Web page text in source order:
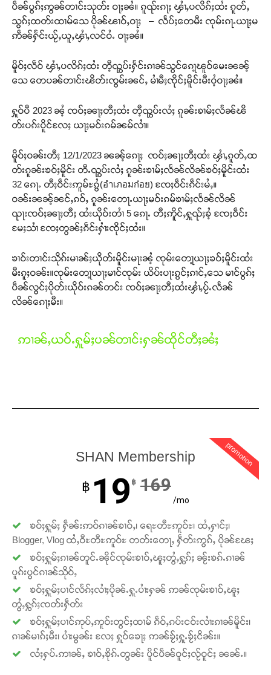
တႃႇႁႂ်ႈသဵင်ၵၢင်ၸႂ်ၵူၼ်းမိူင်း ၵူႈတီႈၵူႈလႅၼ်ပေႃးတေၸွ
တ်ႇ တူဝ်ႈလုမ်ႈၾႃႉၼၼ်ႉ ၶဝ်ႈႁူမ်ႈၵမ်ႉထႅမ် ၸုမ်းၶၢ
ဝ်ႇၽူႈတွႆႇႁွၵ်ႈ လႆႈယူႇၶႃႈဢေႃႈ။
ပဵၼ်ပွၵ်ႈဢွၼ်တၢင်းသုတ်း ဝႃႈၼႆ။ ၵူၺ်းၵႃႈ ၾၢႆႇပလိၵ်ႈထႆး ၵူတ်ႇ
သွၵ်ႈထတ်းထၢမ်သေ ပိုၼ်ၽၢဝ်ႇဝႃႈ – လႅပ်ႈတေမီး ၸုမ်းၵႃႉယႃႈမ
ဢဵၼ်ႁႅင်းယႂ်ႇယူႇၾၢႆႇလင်ဝႆႉ ဝႃႈၼႆ။
မိူဝ်ႈလဵဝ် ၾၢႆႇပလိၵ်ႈထႆး တီ့ၺွပ်းႁႅင်းၵၢၼ်သွင်ၵေႃ့ၽူဝ်မေးၼၼ့်
သေ တေပၼ်တၢင်းၽိတ်းၸွမ်းၼင်ႇ မၢႆမီႈၸိုင်ႈမိူင်းမီးဝႆ့ဝႃႈၼႆ။
ႁူဝ်ပီ 2023 ၼႆ့ ၸဝ်ႈၼႃႈတီႈထႆး တီ့ၺွပ်းလႆႈ ၵူၼ်းၶၢမ်ႈလႅၼ်ၽိ
တ်းပၵ်းပိူင်လႄႈ ယႃႈမဝ်းၵမ်ၼမ်လၢႆ။
မိူဝ်ႈဝၼ်းတီႈ 12/1/2023 ၼၼ့်ၵေႃႈ ၸဝ်ႈၼႃႈတီႈထႆး ၾၢႆႇၵူတ်ႇထ
တ်းၵူၼ်းၶဝ်ႈမိူင်း တီႉၺွပ်းလႆႈ ၵူၼ်းၶၢမ်ႈလႅၼ်လိၼ်ၶဝ်ႈမိူင်းထႆး
32 ၵေႃႉ တီႈဝဵင်းဢူမ်ႊၵွႆ(อำเภอมก๋อย) ၸႄႈဝဵင်းၵဵင်းမႆႇ။
ဝၼ်းၼၼ့်ၼင်ႇၵဝ်ႇ ၵူၼ်းတေႃႉယႃႈမဝ်းၵမ်ၶၢမ်ႈလႅၼ်လိၼ်
ၺႃးၸဝ်ႈၼႃႈတီႈ ထႆးယိုဝ်းတၢႆ 5 ၵေႃႉ တီႈဢိူင်ႇႁူၺ်ႈၶႆ့ ၸႄႈဝဵင်း
မႄႈသၢႆ ၸႄႈတွၼ်ႈၵဵင်းႁၢႆးၸိုင်ႈထႆး။
ၶၢဝ်းတၢင်းသိုၵ်းမၢၼ်ႈယိုတ်းမိူင်းမႃးၼႆ့ ၸုမ်းတေႃ့ယႃႈၶဝ်ႈမိူင်းထႆး
မီးၵူႈဝၼ်း။ၸုမ်းတေႃ့ယႃႈမၢင်ၸုမ်း ယိပ်းပႃးၵွင်ႈၵၢင်ႇသေ မၢင်ပွၵ်ႈ
ပဵၼ်လွင်ႈပိုတ်းယိုဝ်းၵၼ်တင်း ၸဝ်ႈၼႃႈတီႈထႆးၾၢႆႇပႂ်ႉလႅၼ်
လိၼ်ၵေႃႈမီး။
ဢၢၼ်ႇယဝ်ႉႁူမ်ႈပၼ်တၢင်းႁၼ်ထိုင်တီႈၼႆႈ
promotion
SHAN Membership
฿ 19 ฿ 169
/mo
ၶဝ်ႈႁူမ်ႈ ႁဵၼ်းဢဝ်ၵၢၼ်ၶၢဝ်ႇ၊ ရေႊတီႊဢူဝ်ႊ၊ ထႆႇႁၢင်ႈ၊
Blogger, Vlog ထႆႇဝီႊတီႊဢူဝ်ႊ တတ်းတေႃႇ ႁဵတ်းဢွၵ်ႇ ပိုၼ်ၽႄႈ
ၶဝ်ႈႁူမ်ႈၵၢၼ်တူင်ႉၼိုင်ၸုမ်းၶၢဝ်ႇၽူႈတွႆႇႁွၵ်ႈ ၼႂ်းၶၵ်ႉၵၢၼ်
ပူၵ်းပွင်ၵၢၼ်သိုဝ်ႇ
ၶဝ်ႈႁူမ်ႈပၢင်လႅၵ်ႈလၢႆႈပိုၼ်ႉႁူႉပၢႆးႁၼ် ဢၼ်ၸုမ်းၶၢဝ်ႇၽူႈ
တွႆႇႁွၵ်ႈၸတ်းႁဵတ်း
ၶဝ်ႈႁူမ်ႈပၢင်ဢုပ်ႇဢူဝ်းတွင်ႈထၢမ် ၵဵဝ်ႇၵပ်းငဝ်းလၢႆးၵၢၼ်မိူင်း၊
ၵၢၼ်မၢၵ်ႈမီး၊ ပၢႆးမွၼ်း လႄႈ ႁူဝ်ၶေႃႈ ဢၼ်ၶႂ်ႈႁူႉၶႂ်ႈငိၼ်း။
လႆႈႁပ်ႉဢၢၼ်ႇ ၶၢဝ်ႇၶိုၵ်ႉတွၼ်း ပိူင်ပဵၼ်ဝူင်ႈလႂ်ဝူင်ႈ ၼၼ်ႉ။